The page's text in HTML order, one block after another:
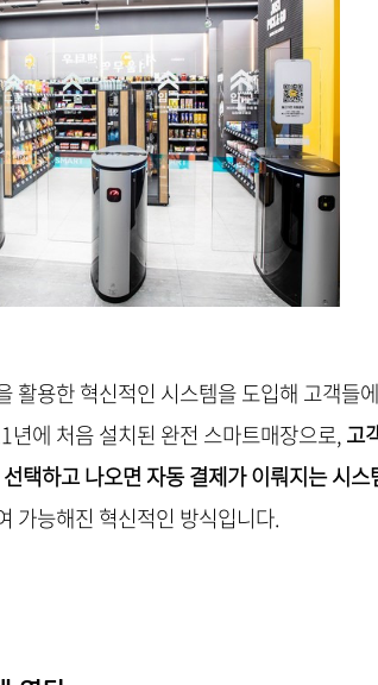
활용한 혁신적인 시스템을 도입해 고객들
에 처음 설치된 완전 스마트매장으로,고
택하고 나오면 자동 결제가 이뤄지는 시스
가능해진 혁신적인 방식입니다.